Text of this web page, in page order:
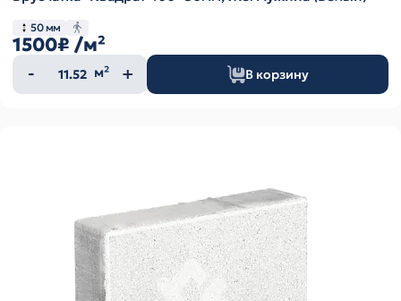
50 мм
1500₽ /м²
Количество
товара
м² В корзину